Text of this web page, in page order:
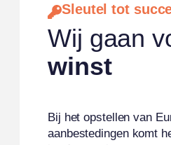
Sleutel tot
Wij gaan
winst
Bij het opstellen van
aanbestedingen komt